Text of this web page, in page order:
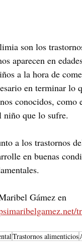
son los
aparecen en
a la hora de
en terminar lo
conocidos,
que lo sufre.
a los trastornos
en buenas
Gámez en
Trastornos alimenticios